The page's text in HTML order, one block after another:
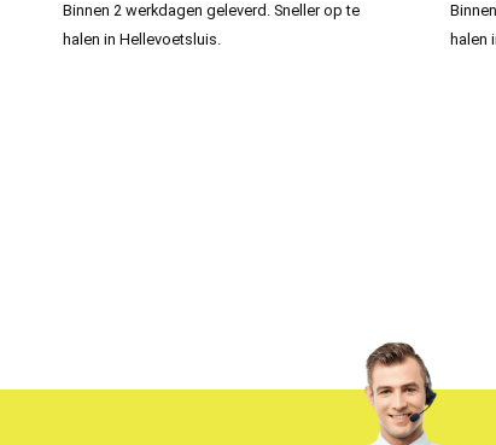
Binnen 2 werkdagen geleverd. Sneller op te
halen in Hellevoetsluis.
halen